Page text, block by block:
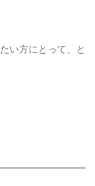
い方にとって、と